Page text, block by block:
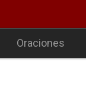
Oraciones